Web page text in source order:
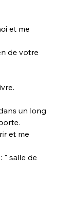
et me
de votre
un long
et me
" salle de